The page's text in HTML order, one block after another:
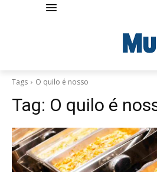
Tags O quilo é nosso
Tag: O quilo é